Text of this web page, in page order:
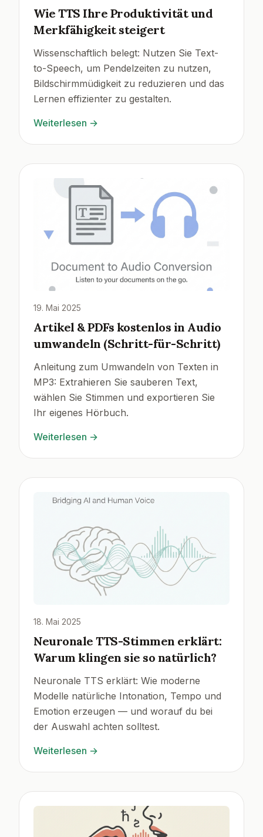
Wie TTS Ihre Produktivität und
Merkfähigkeit steigert
Wissenschaftlich belegt: Nutzen Sie Text-
to-Speech, um Pendelzeiten zu nutzen,
Bildschirmmüdigkeit zu reduzieren und das
Lernen effizienter zu gestalten.
Weiterlesen →
19. Mai 2025
Artikel & PDFs kostenlos in Audio
umwandeln (Schritt-für-Schritt)
Anleitung zum Umwandeln von Texten in
MP3: Extrahieren Sie sauberen Text,
wählen Sie Stimmen und exportieren Sie
Ihr eigenes Hörbuch.
Weiterlesen →
18. Mai 2025
Neuronale TTS-Stimmen erklärt:
Warum klingen sie so natürlich?
Neuronale TTS erklärt: Wie moderne
Modelle natürliche Intonation, Tempo und
Emotion erzeugen — und worauf du bei
der Auswahl achten solltest.
Weiterlesen →